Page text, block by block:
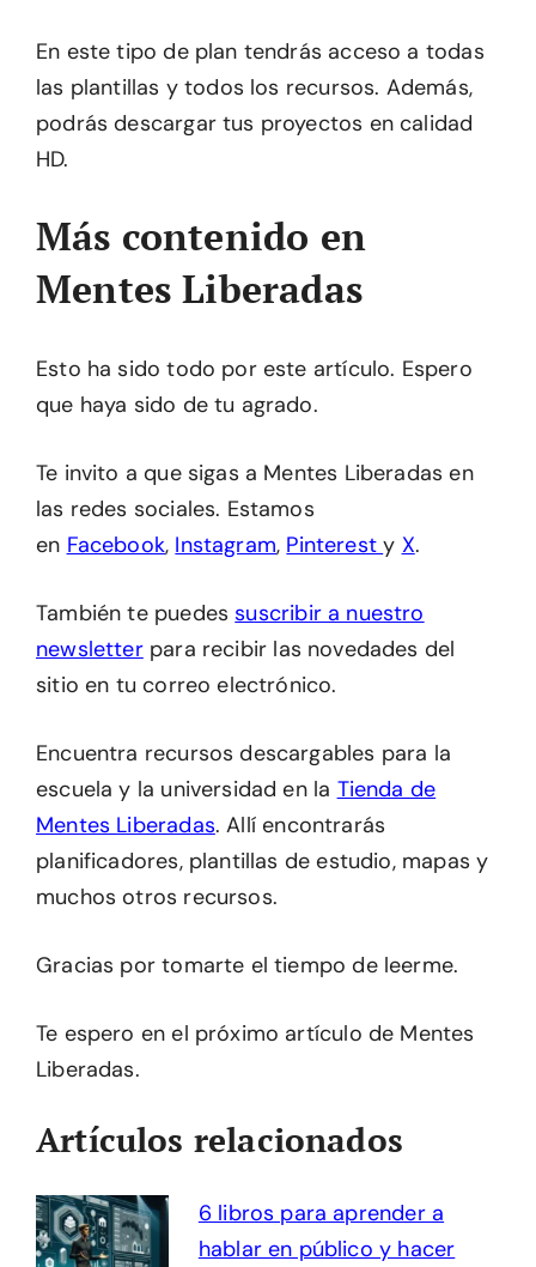
En este tipo de plan tendrás acceso a todas
las plantillas y todos los recursos. Además,
podrás descargar tus proyectos en calidad
HD.
Más contenido en
Mentes Liberadas
Esto ha sido todo por este artículo. Espero
que haya sido de tu agrado.
Te invito a que sigas a Mentes Liberadas en
las redes sociales. Estamos
en Facebook, Instagram, Pinteresty X.
También te puedessuscribir a nuestro
newsletterpara recibir las novedades del
sitio en tu correo electrónico.
Encuentra recursos descargables para la
escuela y la universidad en la Tienda de
Mentes Liberadas. Allí encontrarás
planificadores, plantillas de estudio, mapas y
muchos otros recursos.
Gracias por tomarte el tiempo de leerme.
Te espero en el próximo artículo de Mentes
Liberadas.
Artículos relacionados
6 libros para aprender a
hablar en público y hacer